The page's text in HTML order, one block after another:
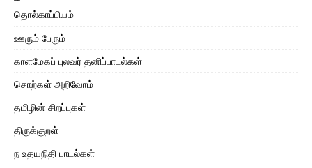
தொல்காப்பியம்
ஊரும் பேரும்
காளமேகப் புலவர் தனிப்பாடல்கள்
சொற்கள் அறிவோம்
தமிழின் சிறப்புகள்
திருக்குறள்
ந உதயநிதி பாடல்கள்